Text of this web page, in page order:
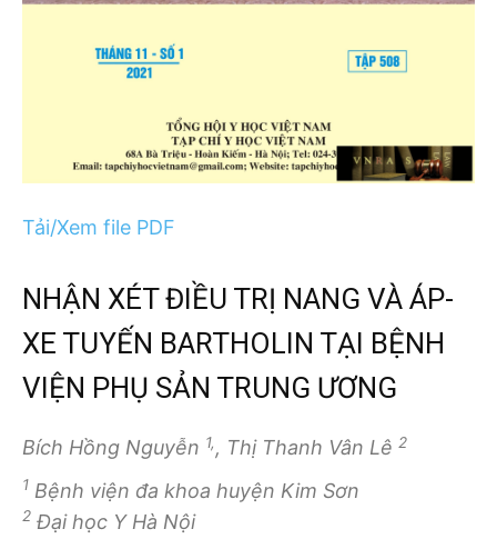
Tải/Xem file PDF
NHẬN XÉT ĐIỀU TRỊ NANG VÀ ÁP-
XE TUYẾN BARTHOLIN TẠI BỆNH
VIỆN PHỤ SẢN TRUNG ƯƠNG
Bích Hồng Nguyễn 1,, Thị Thanh Vân Lê 2
1 Bệnh viện đa khoa huyện Kim Sơn
2 Đại học Y Hà Nội